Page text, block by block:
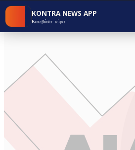
KONTRA NEWS APP
Κατεβάστε τώρα